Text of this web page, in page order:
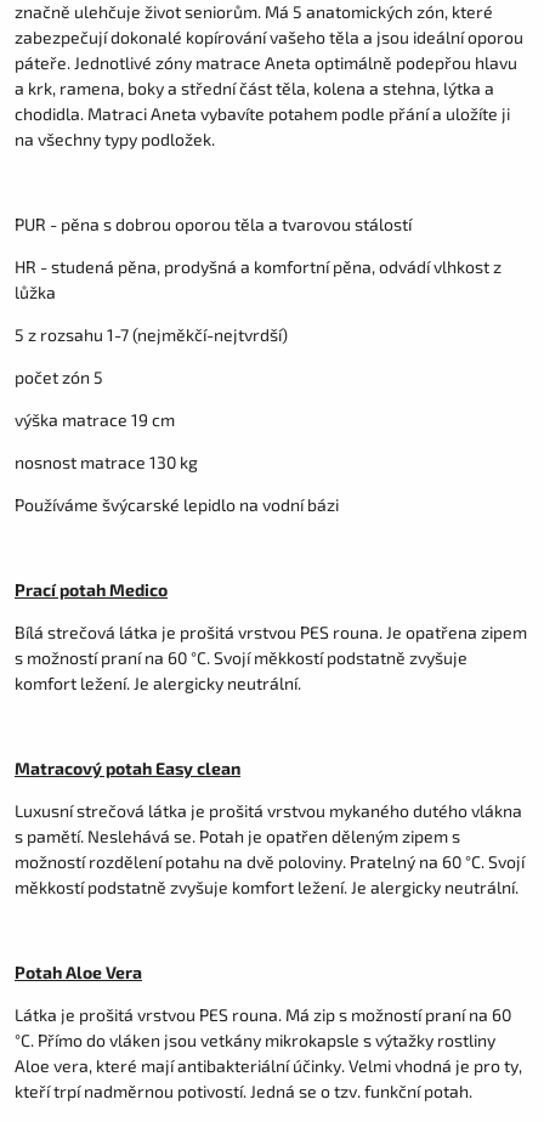
značně ulehčuje život seniorům. Má 5 anatomických zón, které
zabezpečují dokonalé kopírování vašeho těla a jsou ideální oporou
páteře. Jednotlivé zóny matrace Aneta optimálně podepřou hlavu
a krk, ramena, boky a střední část těla, kolena a stehna, lýtka a
chodidla. Matraci Aneta vybavíte potahem podle přání a uložíte ji
na všechny typy podložek.
PUR - pěna s dobrou oporou těla a tvarovou stálostí
HR - studená pěna, prodyšná a komfortní pěna, odvádí vlhkost z
lůžka
5 z rozsahu 1-7 (nejměkčí-nejtvrdší)
počet zón 5
výška matrace 19 cm
nosnost matrace 130 kg
Používáme švýcarské lepidlo na vodní bázi
Prací potah Medico
Bílá strečová látka je prošitá vrstvou PES rouna. Je opatřena zipem
s možností praní na 60 °C. Svojí měkkostí podstatně zvyšuje
komfort ležení. Je alergicky neutrální.
Matracový potah Easy clean
Luxusní strečová látka je prošitá vrstvou mykaného dutého vlákna
s pamětí. Neslehává se. Potah je opatřen děleným zipem s
možností rozdělení potahu na dvě poloviny. Pratelný na 60 °C. Svojí
měkkostí podstatně zvyšuje komfort ležení. Je alergicky neutrální.
Potah Aloe Vera
Látka je prošitá vrstvou PES rouna. Má zip s možností praní na 60
°C. Přímo do vláken jsou vetkány mikrokapsle s výtažky rostliny
Aloe vera, které mají antibakteriální účinky. Velmi vhodná je pro ty,
kteří trpí nadměrnou potivostí. Jedná se o tzv. funkční potah.